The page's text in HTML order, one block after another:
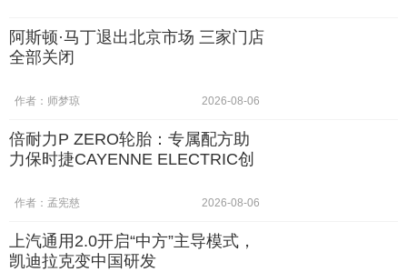
阿斯顿·马丁退出北京市场 三家门店
全部关闭
作者：师梦琼 2026-08-06
倍耐力P ZERO轮胎：专属配方助
力保时捷CAYENNE ELECTRIC创
作者：孟宪慈 2026-08-06
上汽通用2.0开启“中方”主导模式，
凯迪拉克变中国研发